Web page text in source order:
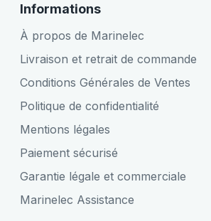
Informations
À propos de Marinelec
Livraison et retrait de commande
Conditions Générales de Ventes
Politique de confidentialité
Mentions légales
Paiement sécurisé
Garantie légale et commerciale
Marinelec Assistance